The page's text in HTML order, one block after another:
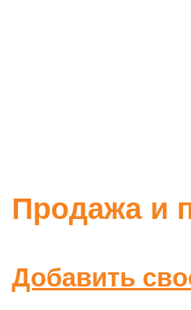
Продажа и
Добавить